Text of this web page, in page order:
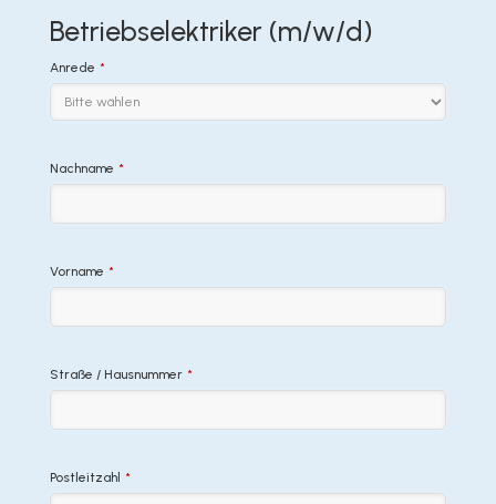
Betriebselektriker (m/w/d)
Anrede *
Nachname *
Vorname *
Straße / Hausnummer *
Postleitzahl *